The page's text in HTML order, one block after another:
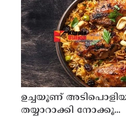
ഉച്ചയൂണ്
തയ്യാറാക്കി നോക്കൂ...